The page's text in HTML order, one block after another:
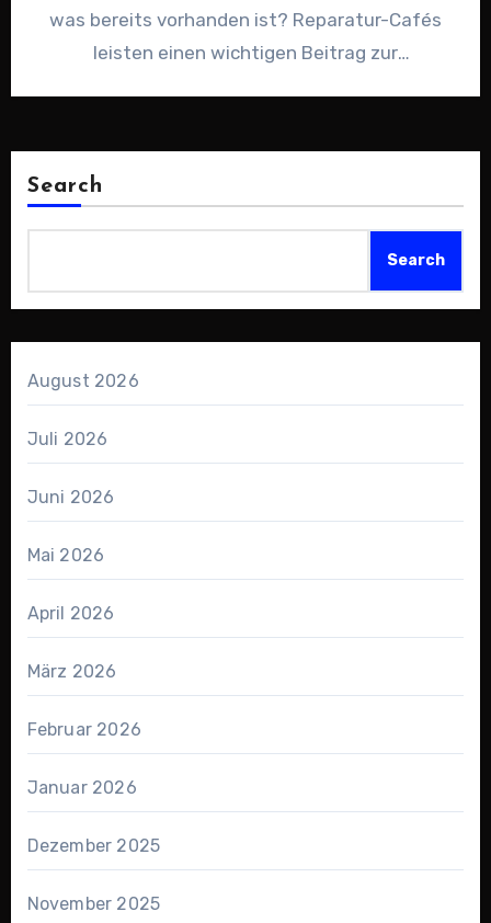
was bereits vorhanden ist? Reparatur-Cafés
leisten einen wichtigen Beitrag zur
Search
Search
August 2026
Juli 2026
Juni 2026
Mai 2026
April 2026
März 2026
Februar 2026
Januar 2026
Dezember 2025
November 2025